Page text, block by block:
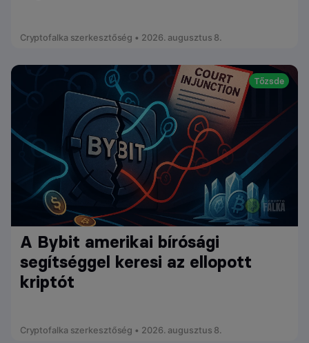
Cryptofalka szerkesztőség • 2026. augusztus 8.
Tőzsde
A Bybit amerikai bírósági
segítséggel keresi az ellopott
kriptót
Cryptofalka szerkesztőség • 2026. augusztus 8.